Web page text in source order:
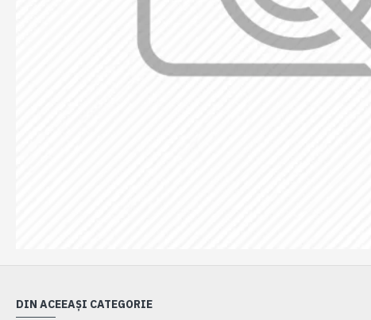
DIN ACEEAȘI CATEGORIE